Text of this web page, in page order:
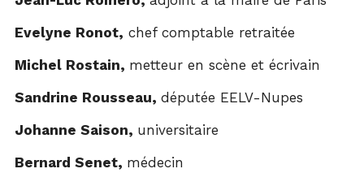
Evelyne Ronot, chef comptable retraitée
Michel Rostain, metteur en scène et écrivain
Sandrine Rousseau, députée EELV-Nupes
Johanne Saison, universitaire
Bernard Senet, médecin